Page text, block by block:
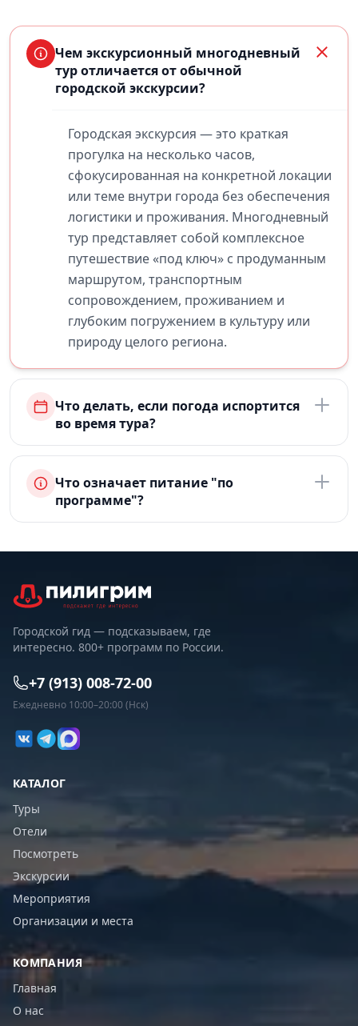
Чем экскурсионный многодневный
тур отличается от обычной
городской экскурсии?
Городская экскурсия — это краткая
прогулка на несколько часов,
сфокусированная на конкретной локации
или теме внутри города без обеспечения
логистики и проживания. Многодневный
тур представляет собой комплексное
путешествие «под ключ» с продуманным
маршрутом, транспортным
сопровождением, проживанием и
глубоким погружением в культуру или
природу целого региона.
Что делать, если погода испортится
во время тура?
Что означает питание "по
программе"?
Городской гид — подсказываем, где
интересно. 800+ программ по России.
+7 (913) 008-72-00
Ежедневно 10:00–20:00 (Нск)
КАТАЛОГ
Туры
Отели
Посмотреть
Экскурсии
Мероприятия
Организации и места
КОМПАНИЯ
Главная
О нас